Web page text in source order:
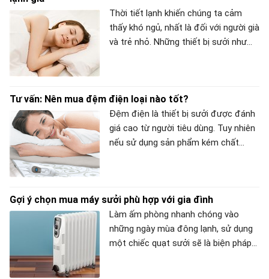
Thời tiết lạnh khiến chúng ta cảm
thấy khó ngủ, nhất là đối với người già
và trẻ nhỏ. Những thiết bị sưởi như
mùa đông này.
Tư vấn: Nên mua đệm điện loại nào tốt?
Đệm điện là thiết bị sưởi được đánh
giá cao từ người tiêu dùng. Tuy nhiên
nếu sử dụng sản phẩm kém chất
nào? Bạn hãy theo dõi bài viết dưới
đây của META.vn để có câu trả lời
nhé!
Gợi ý chọn mua máy sưởi phù hợp với gia đình
Làm ấm phòng nhanh chóng vào
những ngày mùa đông lạnh, sử dụng
một chiếc quạt sưởi sẽ là biện pháp